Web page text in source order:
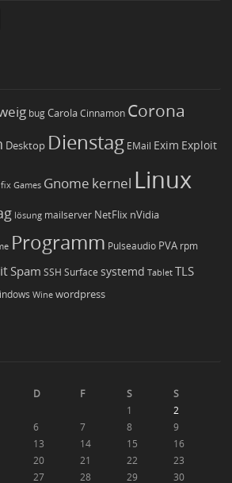
bugCarola Cinnamon Corona
Desktop Dienstag EMail Exim Exploit
fix Games Gnome kernel Linux
lösung mailserver NetFlix nVidia
Programm Pulseaudio PVA rpm
Spam SSH Surface systemd Tablet TLS
Wine wordpress
D F S
S
1
2
6 7 8
9
13 14 15
16
20 21 22
23
27 28 29 30